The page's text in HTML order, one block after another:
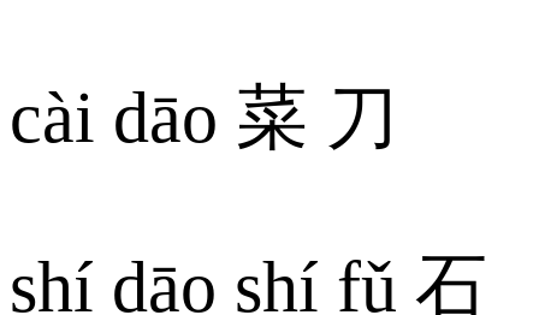
cài dāo 菜 刀
shí dāo shí fǔ 石